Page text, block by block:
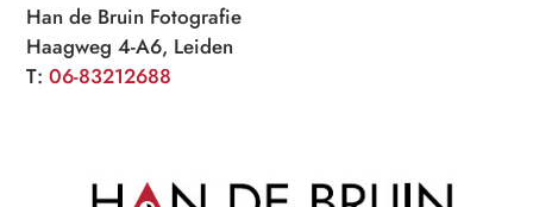
Han de Bruin Fotografie
Haagweg 4-A6, Leiden
T:06-83212688